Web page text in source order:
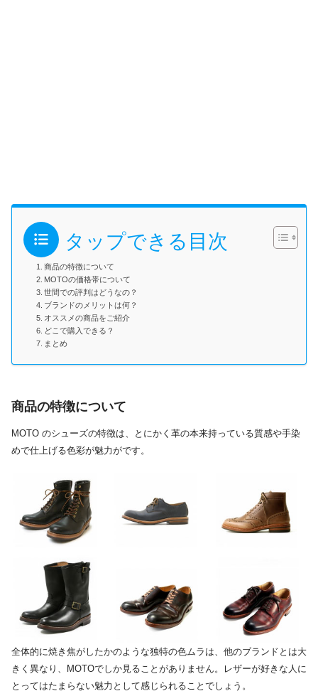
タップできる目次
商品の特徴について
MOTOの価格帯について
世間での評判はどうなの？
ブランドのメリットは何？
オススメの商品をご紹介
どこで購入できる？
まとめ
商品の特徴について
MOTO のシューズの特徴は、とにかく革の本来持っている質感や手染
めで仕上げる色彩が魅力がです。
全体的に焼き焦がしたかのような独特の色ムラは、他のブランドとは大
きく異なり、MOTOでしか見ることがありません。レザーが好きな人に
とってはたまらない魅力として感じられることでしょう。